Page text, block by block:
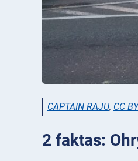
CAPTAIN RAJU, CC
2 faktas: